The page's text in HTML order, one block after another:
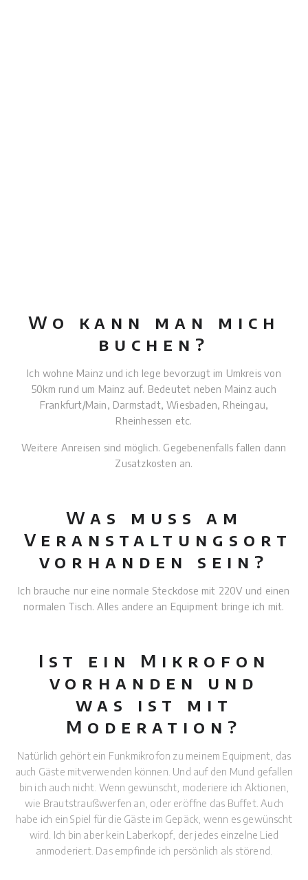
Wo kann man mich
buchen?
Ich wohne Mainz und ich lege bevorzugt im Umkreis von
50km rund um Mainz auf. Bedeutet neben Mainz auch
Frankfurt/Main, Darmstadt, Wiesbaden, Rheingau,
Rheinhessen etc.
Weitere Anreisen sind möglich. Gegebenenfalls fallen dann
Zusatzkosten an.
Was muss am
Veranstaltungsort
vorhanden sein?
Ich brauche nur eine normale Steckdose mit 220V und einen
normalen Tisch. Alles andere an Equipment bringe ich mit.
Ist ein Mikrofon
vorhanden und
was ist mit
Moderation?
Natürlich gehört ein Funkmikrofon zu meinem Equipment, das
auch Gäste mitverwenden können. Und auf den Mund gefallen
bin ich auch nicht. Wenn gewünscht, moderiere ich Aktionen,
wie Brautstraußwerfen an, oder eröffne das Buffet. Auch
habe ich ein Spiel für die Gäste im Gepäck, wenn es gewünscht
wird. Ich bin aber kein Laberkopf, der jedes einzelne Lied
anmoderiert. Das empfinde ich persönlich als störend.